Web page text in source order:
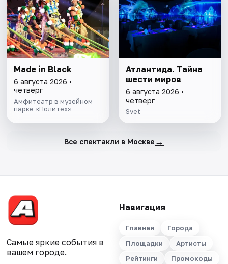
Made in Black
6 августа 2026 •
четверг
Амфитеатр в музейном
парке «Политех»
Атлантида. Тайна
шести миров
6 августа 2026 •
четверг
Svet
Все спектакли в Москве →
Самые яркие события в
вашем городе.
Навигация
Главная
Города
Площадки
Артисты
Рейтинги
Промокоды